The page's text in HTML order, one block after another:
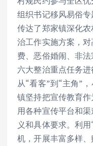
组织书记移风易俗
传达了郑家镇深化
治工作实施方案，
费、恶俗婚闹、非
六大整治重点任务进
从“看客”到“主角”
镇坚持把宣传教育
用各种宣传平台和
义和具体要求。利
机，开展丰富多样